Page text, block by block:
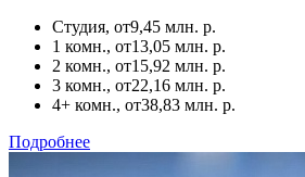
Студия, от9,45 млн. р.
1 комн., от13,05 млн. р.
2 комн., от15,92 млн. р.
3 комн., от22,16 млн. р.
4+ комн., от38,83 млн. р.
Подробнее